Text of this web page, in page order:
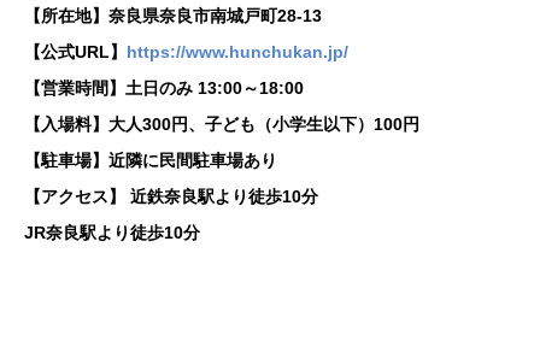
【所在地】奈良県奈良市南城戸町28-13
【公式URL】 https://www.hunchukan.jp/
【営業時間】土日のみ 13:00～18:00
【入場料】大人300円、子ども（小学生以下）100円
【駐車場】近隣に民間駐車場あり
【アクセス】 近鉄奈良駅より徒歩10分
JR奈良駅より徒歩10分